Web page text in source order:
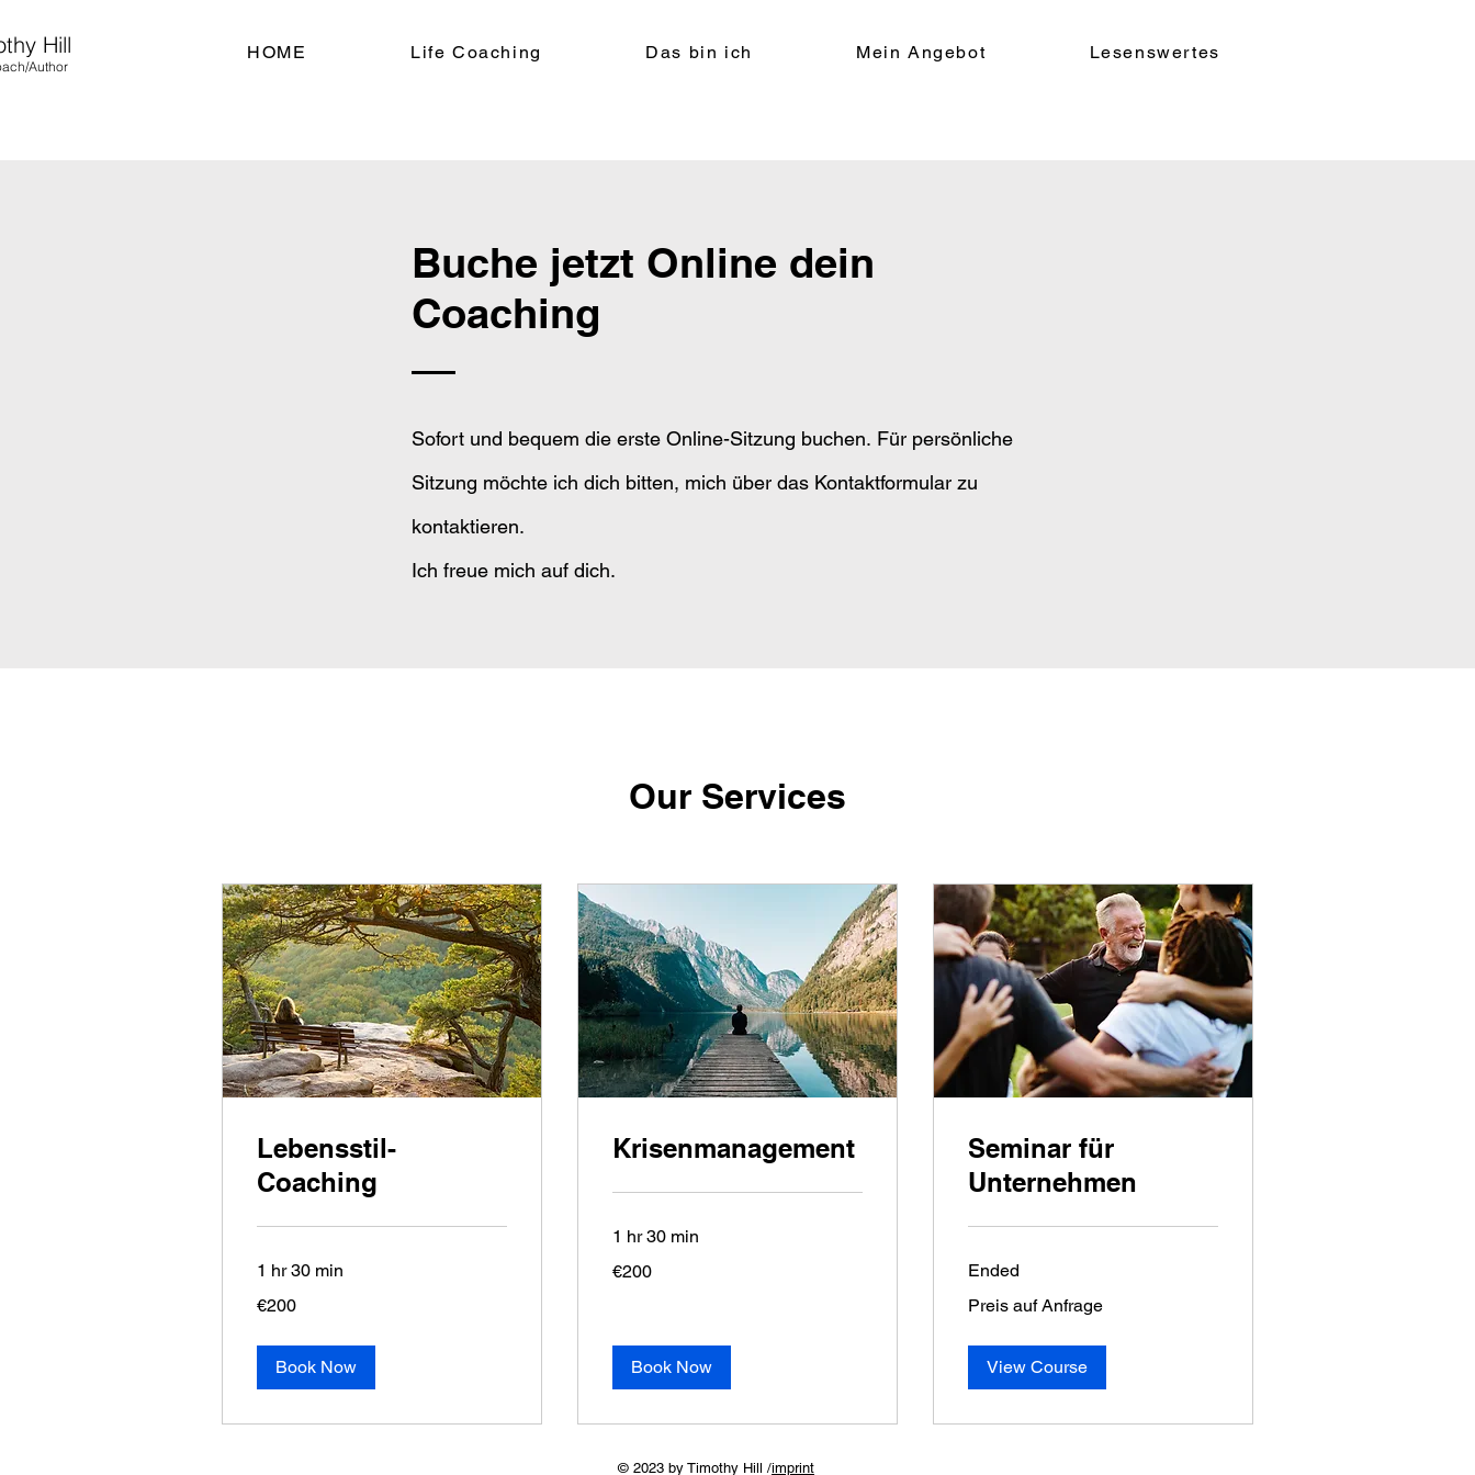
Hill
Author
HOME Life Coaching Das bin ich Mein Angebot Lesenswertes
Buche jetzt Online dein
Coaching
Sofort und bequem die erste Online-Sitzung buchen. Für persönliche
Sitzung möchte ich dich bitten, mich über das Kontaktformular zu
kontaktieren.
Ich freue mich auf dich.
Our Services
Lebensstil-
Coaching
1 hr 30 min
euros
€200
Book Now
Krisenmanagement
1 hr 30 min
euros
€200
Book Now
Seminar für
Unternehmen
Ended
auf
Preis auf Anfrage
View Course
© 2023 by Timothy Hill /imprint